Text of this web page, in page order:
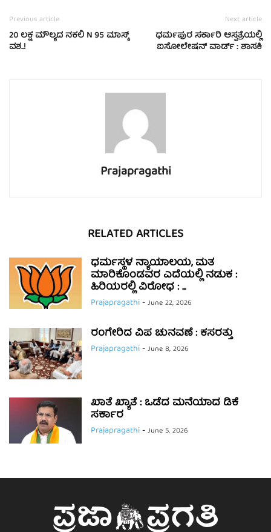
Previous article
20 ಲಕ್ಷ ಮೌಲ್ಯದ ನಕಲಿ N 95 ಮಾಸ್ಕ್
ವಶ..!
Next article
ಧರ್ಮಪುರ ಸರ್ಕಾರಿ ಆಸ್ಪತ್ರೆಯಲ್ಲಿ
ಐಸೋಲೇಷನ್ ವಾರ್ಡ್ : ಶಾಸಕಿ
Prajapragathi
RELATED ARTICLES
ಧರ್ಮಸ್ಥಳ ನ್ಯಾಯಾಲಯ, ಮತ
ಮಾರಿಕೊಂಡವರ ಎದೆಯಲ್ಲಿ ನಡುಕ :
ಹಿರಿಯರಲ್ಲಿ ವಿರೋಧ : ...
Prajapragathi-June 22, 2026
ರಂಗೇರಿದ ವಿಪ ಚುನವಣೆ : ಕಸರತ್ತು
Prajapragathi-June 8, 2026
ಖಾತೆ ಖ್ಯಾತೆ : ಒಡೆದ ಮನೆಯಾದ ಡಿಕೆ
ಸರ್ಕಾರ
Prajapragathi-June 5, 2026